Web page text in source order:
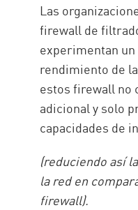
Las
firewall de
experimentan
rendimiento de
estos firewall no
adicional y solo
capacidades de
(reduciendo así
la red en
firewall).